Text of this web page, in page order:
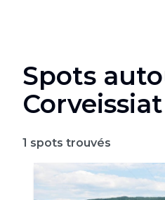
Spots
Corveissiat
1 spots trouvés